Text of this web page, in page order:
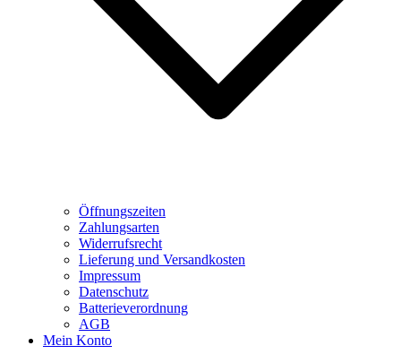
Öffnungszeiten
Zahlungsarten
Widerrufsrecht
Lieferung und Versandkosten
Impressum
Datenschutz
Batterieverordnung
AGB
Mein Konto